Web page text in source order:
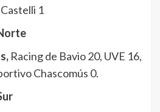
1
Racing de Bavio 20, UVE 16,
Chascomús 0.